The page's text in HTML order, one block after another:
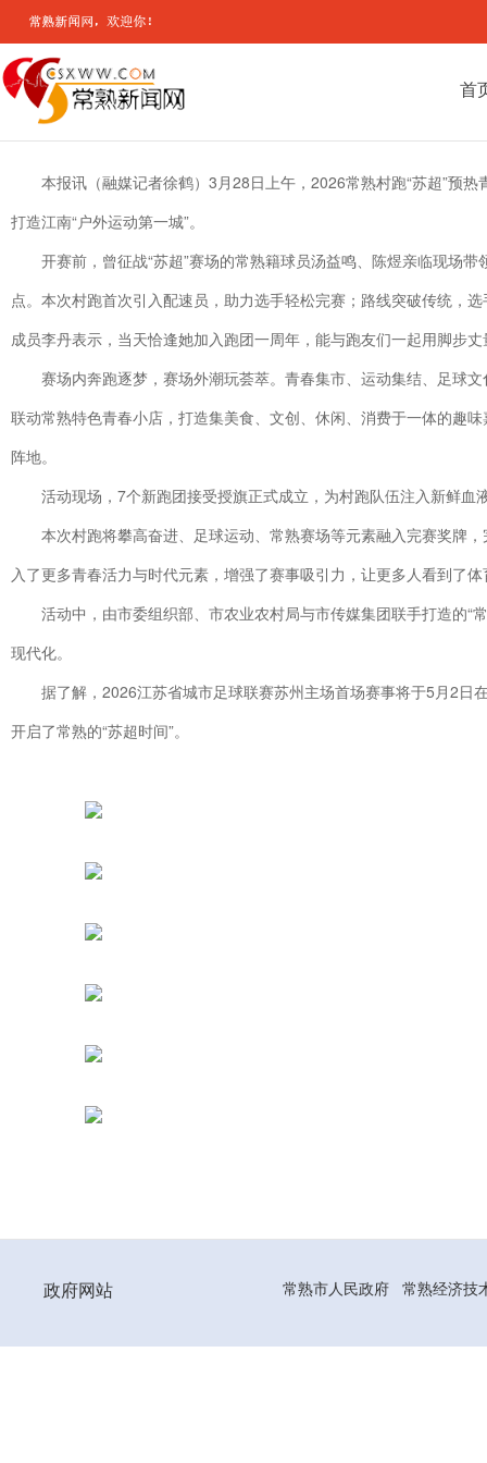
首
本报讯（融媒记者徐鹤） 3月28日上午，2026常熟村跑“苏超”预
打造江南“户外运动第一城”。
开赛前，曾征战“苏超”赛场的常熟籍球员汤益鸣、陈煜亲临现场
点。本次村跑首次引入配速员，助力选手轻松完赛；路线突破传统，
成员李丹表示，当天恰逢她加入跑团一周年，能与跑友们一起用脚步
赛场内奔跑逐梦，赛场外潮玩荟萃。青春集市、运动集结、足球
联动常熟特色青春小店，打造集美食、文创、休闲、消费于一体的趣
阵地。
活动现场，7个新跑团接受授旗正式成立，为村跑队伍注入新鲜
本次村跑将攀高奋进、足球运动、常熟赛场等元素融入完赛奖牌
入了更多青春活力与时代元素，增强了赛事吸引力，让更多人看到了
活动中，由市委组织部、市农业农村局与市传媒集团联手打造的“
现代化。
据了解，2026江苏省城市足球联赛苏州主场首场赛事将于5月2日
开启了常熟的“苏超时间”。
政府网站 常熟市人民政府 常熟经济技